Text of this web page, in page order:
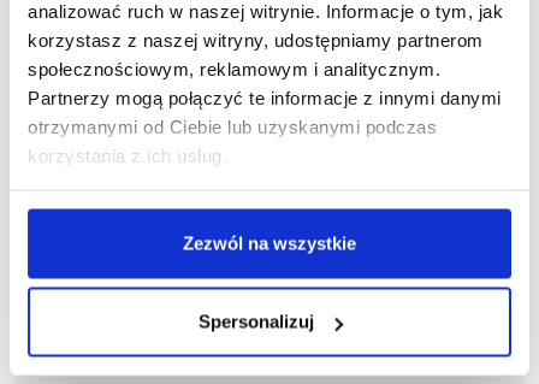
analizować ruch w naszej witrynie. Informacje o tym, jak
korzystasz z naszej witryny, udostępniamy partnerom
społecznościowym, reklamowym i analitycznym.
Partnerzy mogą połączyć te informacje z innymi danymi
otrzymanymi od Ciebie lub uzyskanymi podczas
korzystania z ich usług.
Zezwól na wszystkie
Spersonalizuj
więcej
1-03-010
Spodnie ogrodniczki KING
101,88 zł brutto